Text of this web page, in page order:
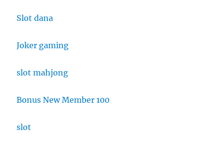
Slot dana
Joker gaming
slot mahjong
Bonus New Member 100
slot